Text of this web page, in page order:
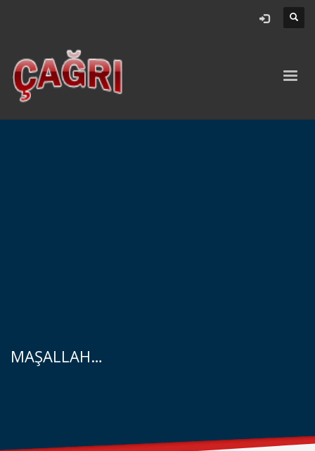
MAŞALLAH…